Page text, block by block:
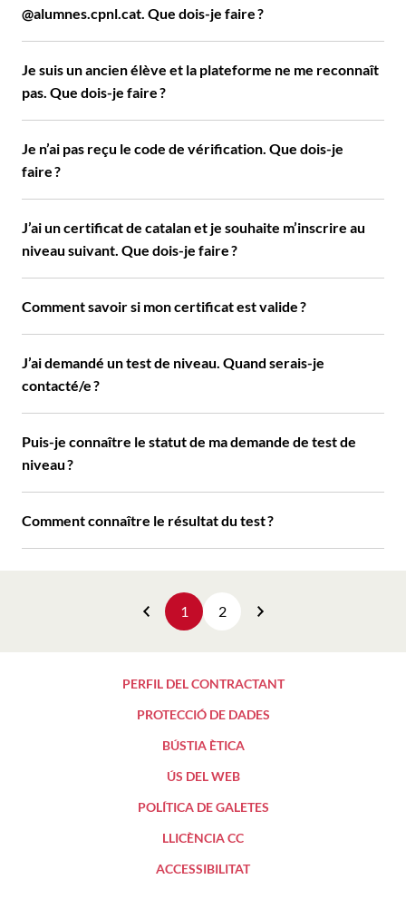
@alumnes.cpnl.cat. Que dois-je faire ?
Je suis un ancien élève et la plateforme ne me reconnaît
pas. Que dois-je faire ?
Je n’ai pas reçu le code de vérification. Que dois-je
faire ?
J’ai un certificat de catalan et je souhaite m’inscrire au
niveau suivant. Que dois-je faire ?
Comment savoir si mon certificat est valide ?
J’ai demandé un test de niveau. Quand serais-je
contacté/e ?
Puis-je connaître le statut de ma demande de test de
niveau ?
Comment connaître le résultat du test ?
Précédent
1 2
Suivant
PERFIL DEL CONTRACTANT
PROTECCIÓ DE DADES
BÚSTIA ÈTICA
ÚS DEL WEB
POLÍTICA DE GALETES
LLICÈNCIA CC
ACCESSIBILITAT